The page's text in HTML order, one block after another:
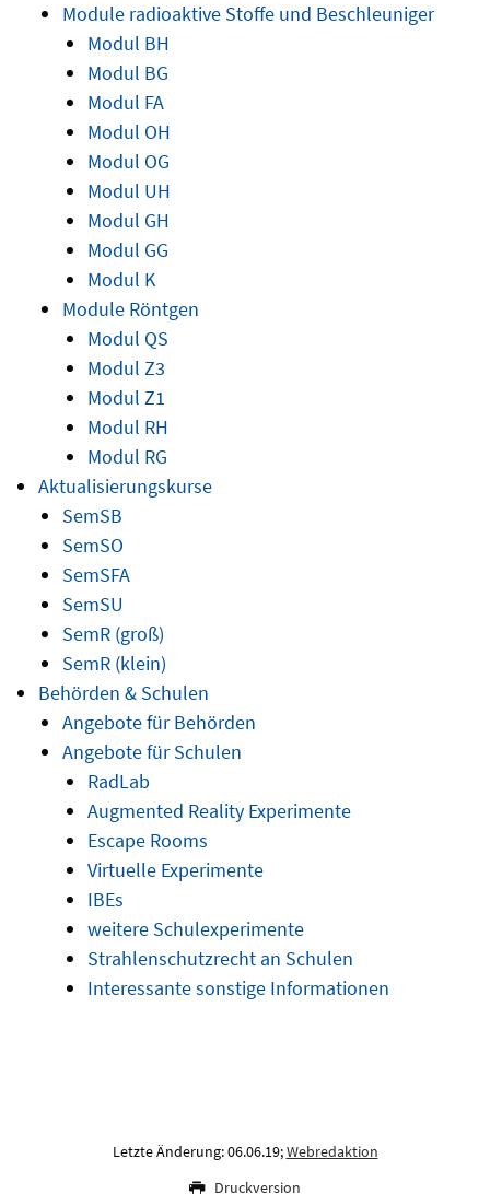
Module radioaktive Stoffe und Beschleuniger
Modul BH
Modul BG
Modul FA
Modul OH
Modul OG
Modul UH
Modul GH
Modul GG
Modul K
Module Röntgen
Modul QS
Modul Z3
Modul Z1
Modul RH
Modul RG
Aktualisierungskurse
SemSB
SemSO
SemSFA
SemSU
SemR (groß)
SemR (klein)
Behörden & Schulen
Angebote für Behörden
Angebote für Schulen
RadLab
Augmented Reality Experimente
Escape Rooms
Virtuelle Experimente
IBEs
weitere Schulexperimente
Strahlenschutzrecht an Schulen
Interessante sonstige Informationen
Letzte Änderung: 06.06.19;Webredaktion
Druckversion